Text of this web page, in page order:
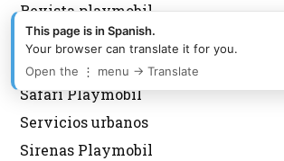
Revista playmobil
Reyes Magos Playmobil
Romanos Playmobil
Safari Playmobil
Servicios urbanos
Sirenas Playmobil
This page is in Spanish.
Your browser can translate it for you.
Open the ⋮ menu → Translate